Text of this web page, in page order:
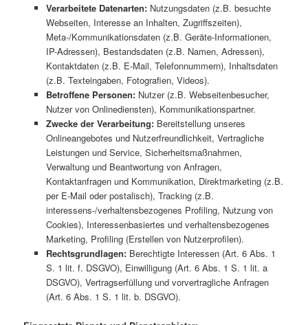
Verarbeitete Datenarten:Nutzungsdaten (z.B. besuchte
Webseiten, Interesse an Inhalten, Zugriffszeiten),
Meta-/Kommunikationsdaten (z.B. Geräte-Informationen,
IP-Adressen), Bestandsdaten (z.B. Namen, Adressen),
Kontaktdaten (z.B. E-Mail, Telefonnummern), Inhaltsdaten
(z.B. Texteingaben, Fotografien, Videos).
Betroffene Personen:Nutzer (z.B. Webseitenbesucher,
Nutzer von Onlinediensten), Kommunikationspartner.
Zwecke der Verarbeitung:Bereitstellung unseres
Onlineangebotes und Nutzerfreundlichkeit, Vertragliche
Leistungen und Service, Sicherheitsmaßnahmen,
Verwaltung und Beantwortung von Anfragen,
Kontaktanfragen und Kommunikation, Direktmarketing (z.B.
per E-Mail oder postalisch), Tracking (z.B.
interessens-/verhaltensbezogenes Profiling, Nutzung von
Cookies), Interessenbasiertes und verhaltensbezogenes
Marketing, Profiling (Erstellen von Nutzerprofilen).
Rechtsgrundlagen:Berechtigte Interessen (Art. 6 Abs. 1
S. 1 lit. f. DSGVO), Einwilligung (Art. 6 Abs. 1 S. 1 lit. a
DSGVO), Vertragserfüllung und vorvertragliche Anfragen
(Art. 6 Abs. 1 S. 1 lit. b. DSGVO).